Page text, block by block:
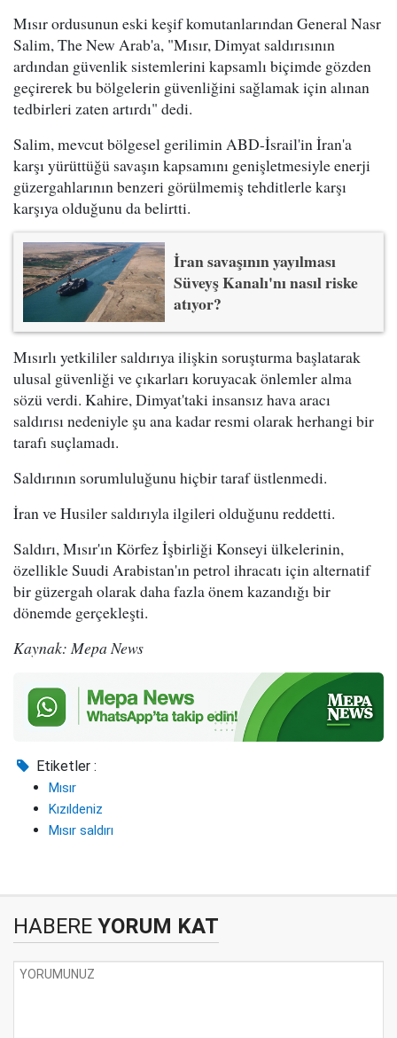
Mısır ordusunun eski keşif komutanlarından General Nasr
Salim, The New Arab'a, "Mısır, Dimyat saldırısının
ardından güvenlik sistemlerini kapsamlı biçimde gözden
geçirerek bu bölgelerin güvenliğini sağlamak için alınan
tedbirleri zaten artırdı" dedi.
Salim, mevcut bölgesel gerilimin ABD-İsrail'in İran'a
karşı yürüttüğü savaşın kapsamını genişletmesiyle enerji
güzergahlarının benzeri görülmemiş tehditlerle karşı
karşıya olduğunu da belirtti.
İran savaşının yayılması
Süveyş Kanalı'nı nasıl riske
atıyor?
Mısırlı yetkililer saldırıya ilişkin soruşturma başlatarak
ulusal güvenliği ve çıkarları koruyacak önlemler alma
sözü verdi. Kahire, Dimyat'taki insansız hava aracı
saldırısı nedeniyle şu ana kadar resmi olarak herhangi bir
tarafı suçlamadı.
Saldırının sorumluluğunu hiçbir taraf üstlenmedi.
İran ve Husiler saldırıyla ilgileri olduğunu reddetti.
Saldırı, Mısır'ın Körfez İşbirliği Konseyi ülkelerinin,
özellikle Suudi Arabistan'ın petrol ihracatı için alternatif
bir güzergah olarak daha fazla önem kazandığı bir
dönemde gerçekleşti.
Kaynak: Mepa News
Etiketler :
Mısır
Kızıldeniz
Mısır saldırı
HABERE YORUM KAT